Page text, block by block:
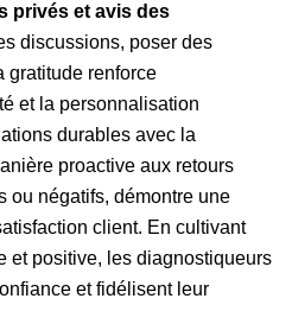
privés et avis des
discussions, poser des
gratitude renforce
et la personnalisation
durables avec la
proactive aux retours
ou négatifs, démontre une
client. En cultivant
et positive, les diagnostiqueurs
et fidélisent leur